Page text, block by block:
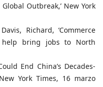
Outbreak,’ New York
Richard, ‘Commerce
help bring jobs to North
End China’s Decades-
York Times, 16 marzo